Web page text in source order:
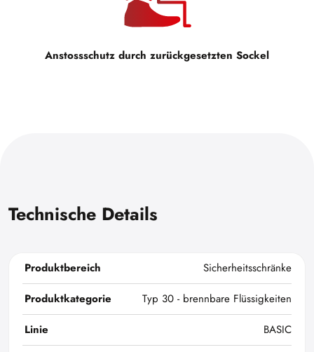
Anstossschutz durch zurückgesetzten Sockel
Technische Details
Produktbereich
Sicherheitsschränke
Produktkategorie
Typ 30 - brennbare Flüssigkeiten
Linie
BASIC